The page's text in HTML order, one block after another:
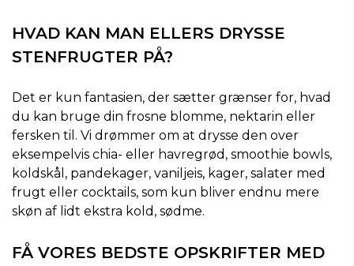
HVAD KAN MAN ELLERS DRYSSE
STENFRUGTER PÅ?
Det er kun fantasien, der sætter grænser for, hvad
du kan bruge din frosne blomme, nektarin eller
fersken til. Vi drømmer om at drysse den over
eksempelvis chia- eller havregrød, smoothie bowls,
koldskål, pandekager, vaniljeis, kager, salater med
frugt eller cocktails, som kun bliver endnu mere
skøn af lidt ekstra kold, sødme.
FÅ VORES BEDSTE OPSKRIFTER MED